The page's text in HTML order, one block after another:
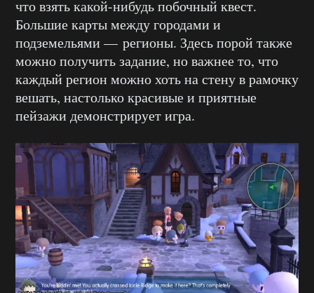
что взять какой-нибудь побочный квест.
Большие карты между городами и
подземельями — регионы. Здесь порой также
можно получить задание, но важнее то, что
каждый регион можно хоть на стену в рамочку
вешать, настолько красивые и приятные
пейзажи демонстрирует игра.